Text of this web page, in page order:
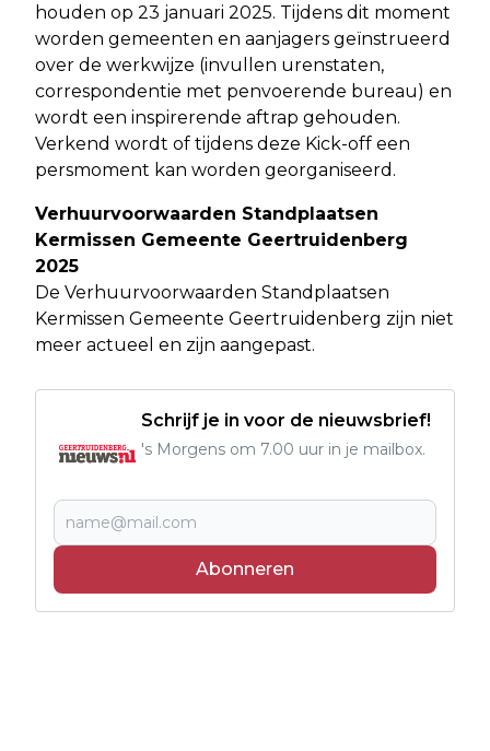
houden op 23 januari 2025. Tijdens dit moment
worden gemeenten en aanjagers geïnstrueerd
over de werkwijze (invullen urenstaten,
correspondentie met penvoerende bureau) en
wordt een inspirerende aftrap gehouden.
Verkend wordt of tijdens deze Kick-off een
persmoment kan worden georganiseerd.
Verhuurvoorwaarden Standplaatsen
Kermissen Gemeente Geertruidenberg
2025
De Verhuurvoorwaarden Standplaatsen
Kermissen Gemeente Geertruidenberg zijn niet
meer actueel en zijn aangepast.
Schrijf je in voor de nieuwsbrief!
's Morgens om 7.00 uur in je mailbox.
Abonneren